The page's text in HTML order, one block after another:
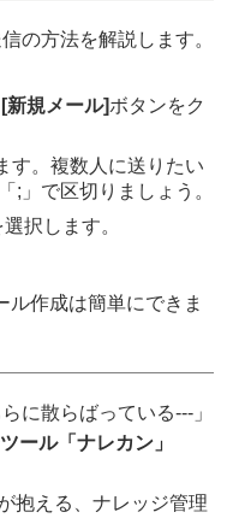
の方法を解説します。
[新規メール]ボタンをク
す。複数人に送りたい
;」で区切りましょう。
択します。
ル作成は簡単にできま
に散らばっている---」
ール「ナレカン」
抱える、ナレッジ管理